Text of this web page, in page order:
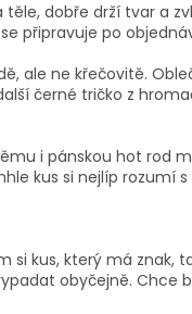
těle, dobře drží tvar a
připravuje po
ale ne křečovitě.
černé tričko z
i pánskou hot rod
kus si nejlíp rozumí
si kus, který má znak,
obyčejně. Chce